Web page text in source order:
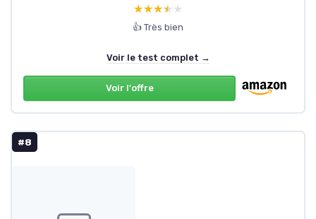
★★★★★
★★★★★
👍 Très bien
Voir le test complet →
Voir l'offre
#8